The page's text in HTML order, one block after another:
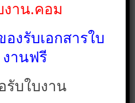
ทเรียนออนไลน์ วิชา
งาน.คอม
งรับเอกสารใบ
งานฟรี
รับใบงาน